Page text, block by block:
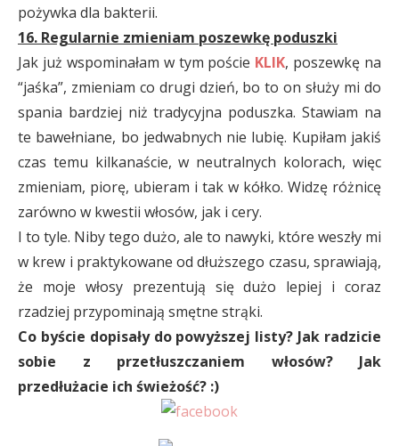
pożywka dla bakterii.
16. Regularnie zmieniam poszewkę poduszki
Jak już wspominałam w tym poście KLIK, poszewkę na
“jaśka”, zmieniam co drugi dzień, bo to on służy mi do
spania bardziej niż tradycyjna poduszka. Stawiam na
te bawełniane, bo jedwabnych nie lubię. Kupiłam jakiś
czas temu kilkanaście, w neutralnych kolorach, więc
zmieniam, piorę, ubieram i tak w kółko. Widzę różnicę
zarówno w kwestii włosów, jak i cery.
I to tyle. Niby tego dużo, ale to nawyki, które weszły mi
w krew i praktykowane od dłuższego czasu, sprawiają,
że moje włosy prezentują się dużo lepiej i coraz
rzadziej przypominają smętne strąki.
Co byście dopisały do powyższej listy? Jak radzicie
sobie z przetłuszczaniem włosów? Jak
przedłużacie ich świeżość? :)